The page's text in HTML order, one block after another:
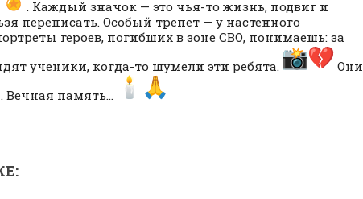
. Каждый значок — это чья-то жизнь, подвиг и
переписать. Особый трепет — у настенного
героев, погибших в зоне СВО, понимаешь: за
ученики, когда-то шумели эти ребята.
Они
память…